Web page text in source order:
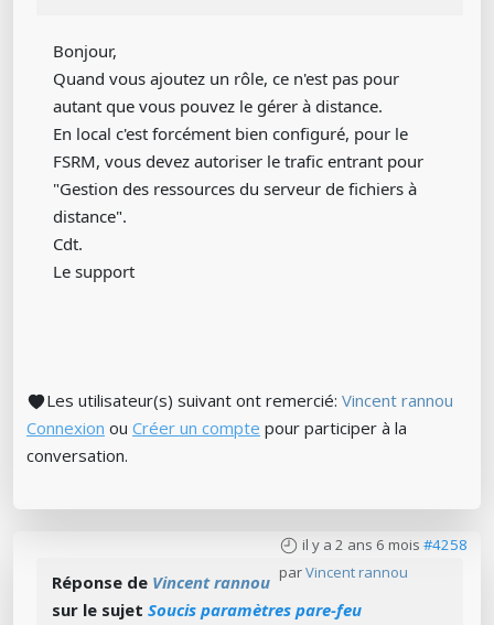
Bonjour,
Quand vous ajoutez un rôle, ce n'est pas pour
autant que vous pouvez le gérer à distance.
En local c'est forcément bien configuré, pour le
FSRM, vous devez autoriser le trafic entrant pour
"Gestion des ressources du serveur de fichiers à
distance".
Cdt.
Le support
Les utilisateur(s) suivant ont remercié: Vincent rannou
Connexion ou Créer un compte pour participer à la
conversation.
il y a 2 ans 6 mois #4258
parVincent rannou
Réponse de Vincent rannou
sur le sujet Soucis paramètres pare-feu